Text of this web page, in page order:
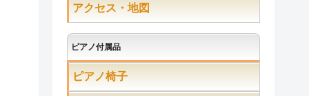
アクセス・地図
ピアノ付属品
ピアノ椅子